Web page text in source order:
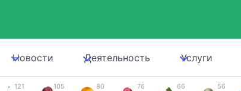
Новости Деятельность Услуги
121 105 80 76 66 56